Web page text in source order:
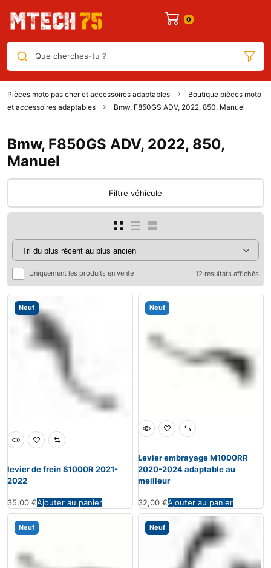
Que cherches-tu ?
Pièces moto pas cher et accessoires adaptables
Boutique pièces moto
et accessoires adaptables
Bmw, F850GS ADV, 2022, 850, Manuel
Bmw, F850GS ADV, 2022, 850,
Manuel
Filtre véhicule
Uniquement les produits en vente 12 résultats affichés
Neuf
levier de frein S1000R 2021-
2022
35,00 €Ajouter au panier
Neuf
Levier embrayage M1000RR
2020-2024 adaptable au
meilleur
32,00 €Ajouter au panier
Neuf Neuf